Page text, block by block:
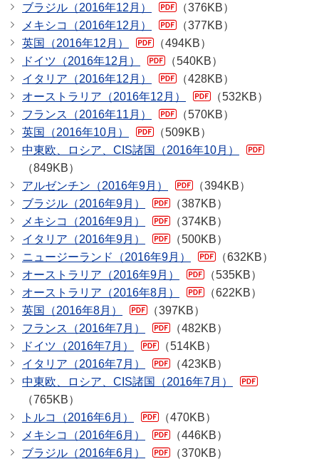
ブラジル（2016年12月）
（376KB）
メキシコ（2016年12月）
（377KB）
英国（2016年12月）
（494KB）
ドイツ（2016年12月）
（540KB）
イタリア（2016年12月）
（428KB）
オーストラリア（2016年12月）
（532KB）
フランス（2016年11月）
（570KB）
英国（2016年10月）
（509KB）
中東欧、ロシア、CIS諸国（2016年10月）
（849KB）
アルゼンチン（2016年9月）
（394KB）
ブラジル（2016年9月）
（387KB）
メキシコ（2016年9月）
（374KB）
イタリア（2016年9月）
（500KB）
ニュージーランド（2016年9月）
（632KB）
オーストラリア（2016年9月）
（535KB）
オーストラリア（2016年8月）
（622KB）
英国（2016年8月）
（397KB）
フランス（2016年7月）
（482KB）
ドイツ（2016年7月）
（514KB）
イタリア（2016年7月）
（423KB）
中東欧、ロシア、CIS諸国（2016年7月）
（765KB）
トルコ（2016年6月）
（470KB）
メキシコ（2016年6月）
（446KB）
ブラジル（2016年6月）
（370KB）